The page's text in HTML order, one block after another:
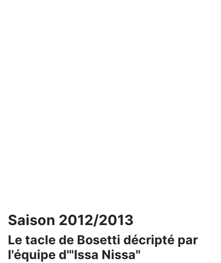
Saison 2012/2013
Le tacle de Bosetti décripté par
l'équipe d'"Issa Nissa"